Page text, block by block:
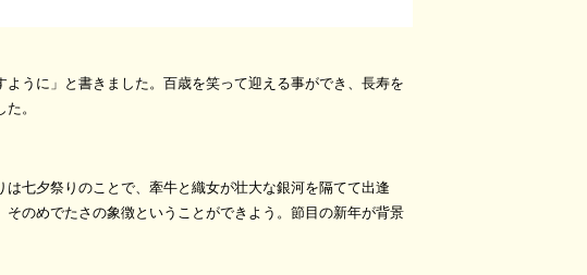
うに」と書きました。百歳を笑って迎える事ができ、長寿を
。
七夕祭りのことで、牽牛と織女が壮大な銀河を隔てて出逢
のめでたさの象徴ということができよう。節目の新年が背景